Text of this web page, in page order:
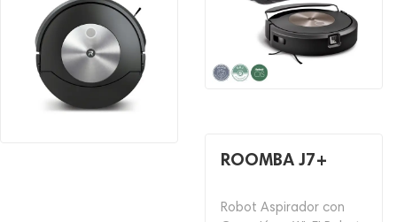
$ 5,499,900.
$ 2,499,900.
ROOMBA J7+
Robot Aspirador con